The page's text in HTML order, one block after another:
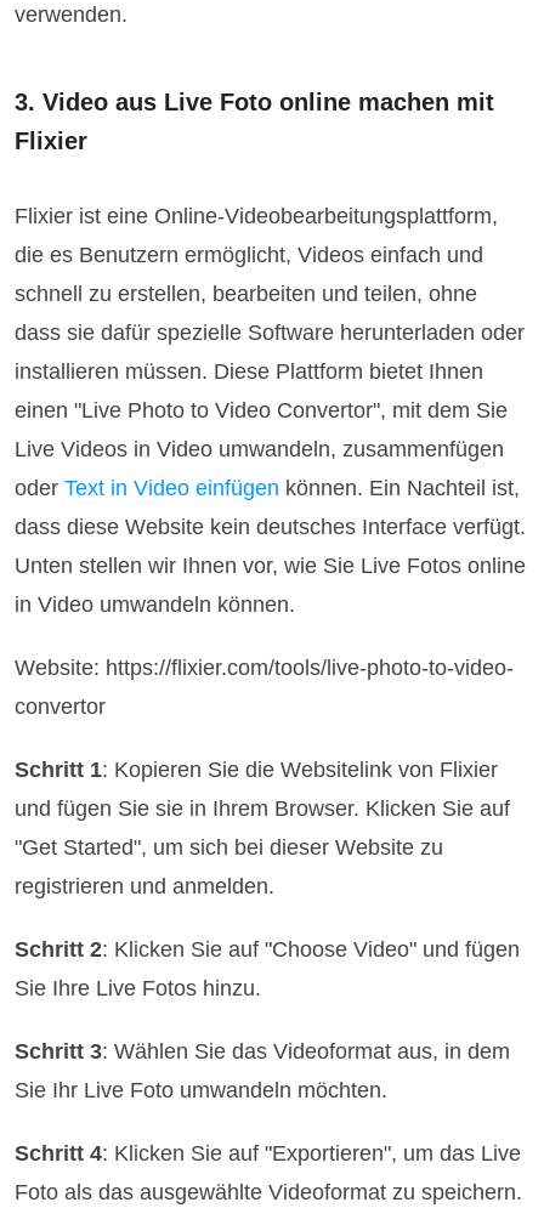
verwenden.
3. Video aus Live Foto online machen mit
Flixier
Flixier ist eine Online-Videobearbeitungsplattform,
die es Benutzern ermöglicht, Videos einfach und
schnell zu erstellen, bearbeiten und teilen, ohne
dass sie dafür spezielle Software herunterladen oder
installieren müssen. Diese Plattform bietet Ihnen
einen "Live Photo to Video Convertor", mit dem Sie
Live Videos in Video umwandeln, zusammenfügen
oderText in Video einfügen können. Ein Nachteil ist,
dass diese Website kein deutsches Interface verfügt.
Unten stellen wir Ihnen vor, wie Sie Live Fotos online
in Video umwandeln können.
Website: https://flixier.com/tools/live-photo-to-video-
convertor
Schritt 1: Kopieren Sie die Websitelink von Flixier
und fügen Sie sie in Ihrem Browser. Klicken Sie auf
"Get Started", um sich bei dieser Website zu
registrieren und anmelden.
Schritt 2: Klicken Sie auf "Choose Video" und fügen
Sie Ihre Live Fotos hinzu.
Schritt 3: Wählen Sie das Videoformat aus, in dem
Sie Ihr Live Foto umwandeln möchten.
Schritt 4: Klicken Sie auf "Exportieren", um das Live
Foto als das ausgewählte Videoformat zu speichern.